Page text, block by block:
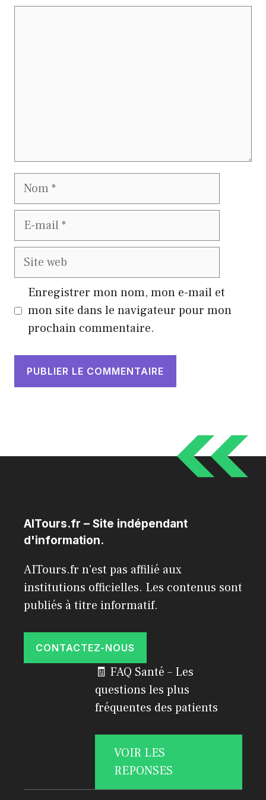
Nom
E-
Site
Enregistrer mon nom, mon e-mail et
mon site dans le navigateur pour mon
prochain commentaire.
AITours.fr – Site indépendant
d'information.
AITours.fr n'est pas affilié aux
institutions officielles. Les contenus sont
publiés à titre informatif.
CONTACTEZ-NOUS
🧾 FAQ Santé – Les
questions les plus
fréquentes des patients
VOIR LES
REPONSES